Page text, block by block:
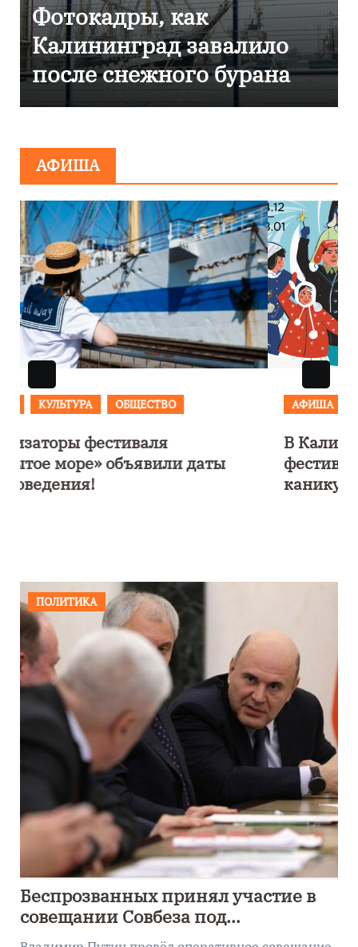
Фоторепортаж как в
Калининграде
эвакуировали ТЦ из-за
сообщения о
АФИША
АФИША
В Калининграде пройдет
фестиваль искусств «Зимние
каникулы на Балтике»
ПОЛИТИКА
Беспрозванных принял участие в
совещании Совбеза под
руководством Путина